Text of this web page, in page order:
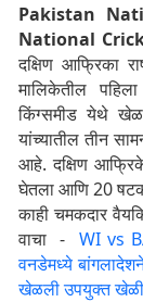
Pakistan
National
दक्षिण आफ्रिका
मालिकेतील
किंग्समीड येथे
यांच्यातील तीन
आहे. दक्षिण
घेतला आणि 20
काही चमकदार
वाचा - WI vs
वनडेमध्ये
खेळली उपयुक्त खेळी